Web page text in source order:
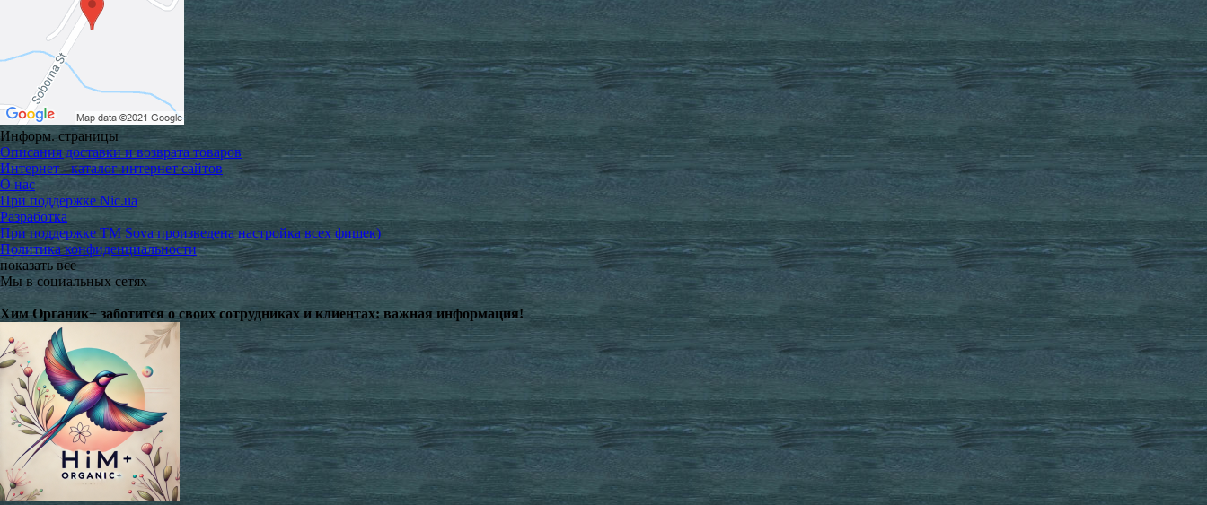
Информ. страницы
Описания доставки и возврата товаров
Интернет - каталог интернет сайтов
О нас
При поддержке Nic.ua
Разработка
При поддержке TM Sova произведена настройка всех фишек)
Политика конфиденциальности
показать все
Мы в социальных сетях
Хим Органик+ заботится о своих сотрудниках и клиентах: важная информация!